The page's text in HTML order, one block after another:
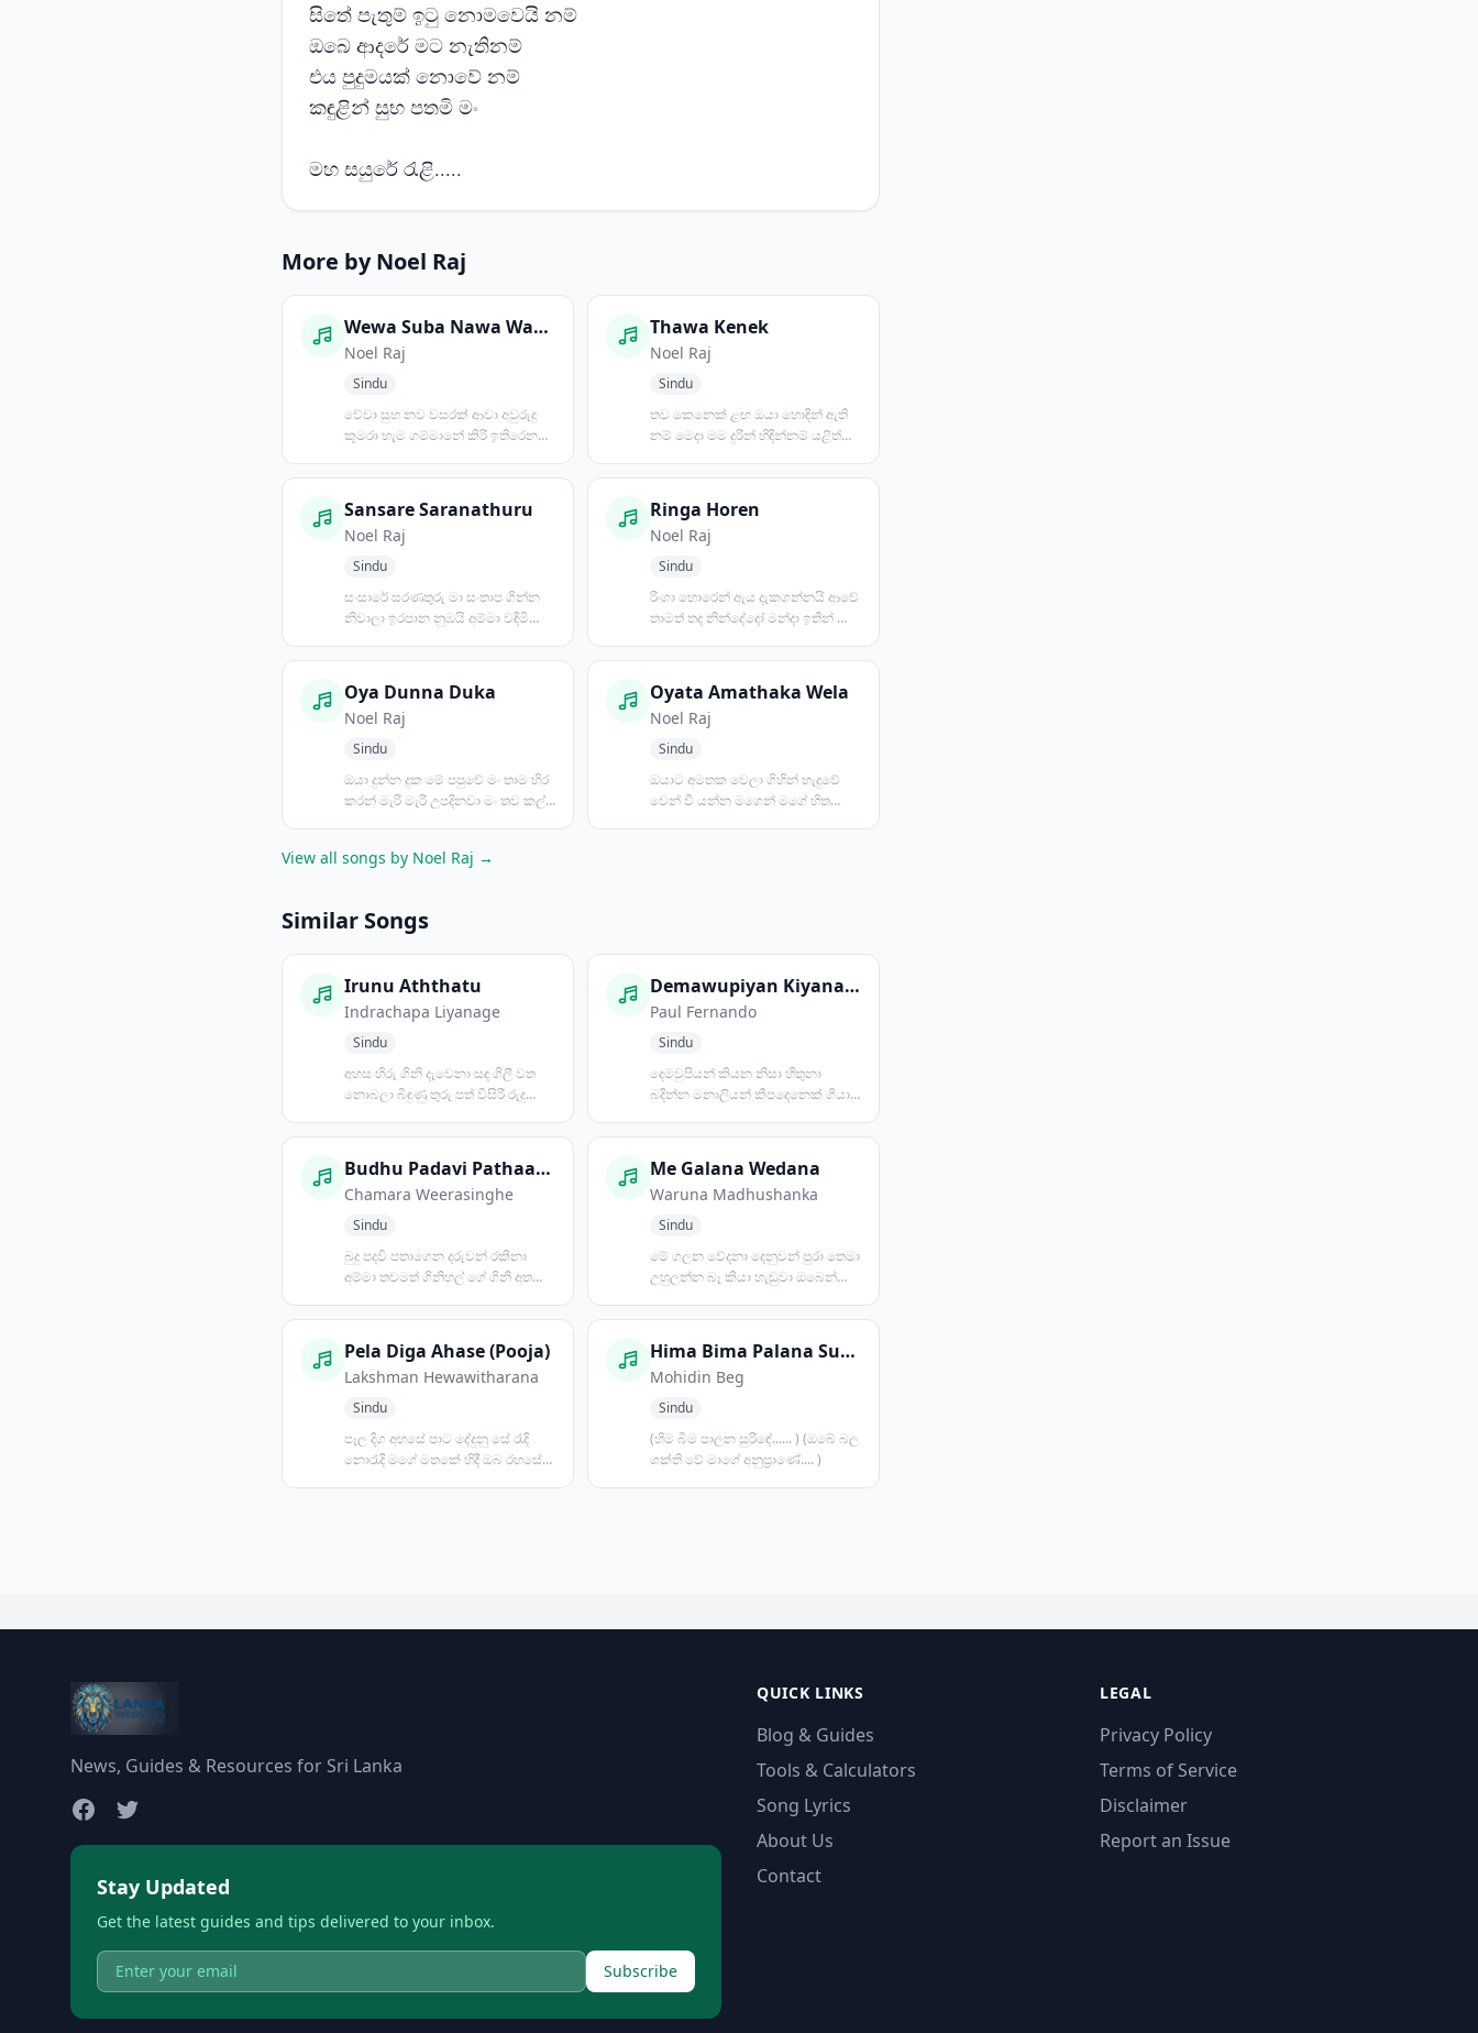
සිතේ පැතුම් ඉටු නොමවෙයි නම්
ඔබෙ ආදරේ මට නැතිනම්
එය පුදුමයක් නොවේ නම්
කඳුළින් සුභ පතමි මං
මහ සයුරේ රැළි.....
More by Noel Raj
Wewa Suba Nawa Wasarak
Noel Raj
Sindu
වේවා සුභ නව වසරක් ආවා අවුරුදු
කුමරා හැම ගම්මානේ කිරි ඉතිරෙන
Thawa Kenek
Noel Raj
Sindu
තව කෙනෙක් ළඟ ඔයා හොඳින් ඇති
නම් මෙදා මම දුරින් හිඳින්නම් යළිත්
Sansare Saranathuru
Noel Raj
Sindu
සංසාරේ සරණතුරු මා සංතාප ගින්න
නිවාලා ඉරපාන නුඹයි අම්මා වඳිමි
Ringa Horen
Noel Raj
Sindu
රිංගා හොරෙන් ඇය දැකගන්නයි ආවේ
තාමත් තද නින්දේදෝ මන්දා ඉතින් මේ
Oya Dunna Duka
Noel Raj
Sindu
ඔයා දුන්න දුක මේ පපුවේ මං තාම හිර
කරන් මැරි මැරී උපදිනවා මං තව කල්ප
Oyata Amathaka Wela
Noel Raj
Sindu
ඔයාට අමතක වෙලා ගිහින් හැදුවේ
වෙන් වී යන්න මගෙන් මගේ හිත
View all songs by Noel Raj →
Similar Songs
Irunu Aththatu
Indrachapa Liyanage
Sindu
අහස හිරු ගිනි දැවෙනා සඳ ගිලී වත
නොබලා බිඳුණු තුරු පත් විසිරී රුදු
Demawupiyan Kiyana Nisa
Paul Fernando
Sindu
දෙමවුපියන් කියන නිසා හිතුනා
බදින්න මනාලියන් කීපදෙනෙක් ගියා
Budhu Padavi Pathaagena
Chamara Weerasinghe
Sindu
බුදු පදවි පතාගෙන දරුවන් රකිනා
අම්මා තවමත් ගිනිහල් ගේ ගිනි අතරේ
Me Galana Wedana
Waruna Madhushanka
Sindu
මේ ගලන වේදනා දෙනුවන් පුරා තෙමා
උහුලන්න බෑ කියා හැඬුවා ඔබෙන්
Pela Diga Ahase (Pooja)
Lakshman Hewawitharana
Sindu
පෑල දිග අහසේ පාට දේදුනු සේ රැදි
නොරැදි මගේ මතකේ හිදී ඔබ රහසේ
Hima Bima Palana Surinde
Mohidin Beg
Sindu
(හිම බිම පාලන සුරිඳේ...... ) (ඔබේ බල
ශක්ති වේ මාගේ අනුප්‍රාණේ.... )
News, Guides & Resources for Sri Lanka
Stay Updated
Get the latest guides and tips delivered to your inbox.
Subscribe
QUICK LINKS
Blog & Guides
Tools & Calculators
Song Lyrics
About Us
Contact
LEGAL
Privacy Policy
Terms of Service
Disclaimer
Report an Issue